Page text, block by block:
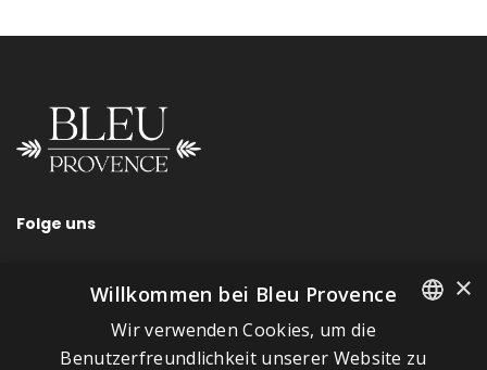
Folge uns
SCHNELLLINKS
FRENCH
×
Willkommen bei Bleu Provence
Wir verwenden Cookies, um die
Benutzerfreundlichkeit unserer Website zu